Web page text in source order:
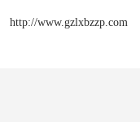
http://www.gzlxbzzp.com